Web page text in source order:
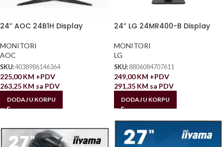
24” AOC 24B1H Display
MONITORI
AOC
SKU:4038986146364
225,00KM +PDV
263,25 KM sa PDV
DODAJ U KORPU
24” LG 24MR400-B Display
MONITORI
LG
SKU: 8806084707611
249,00KM +PDV
291,35 KM sa PDV
DODAJ U KORPU